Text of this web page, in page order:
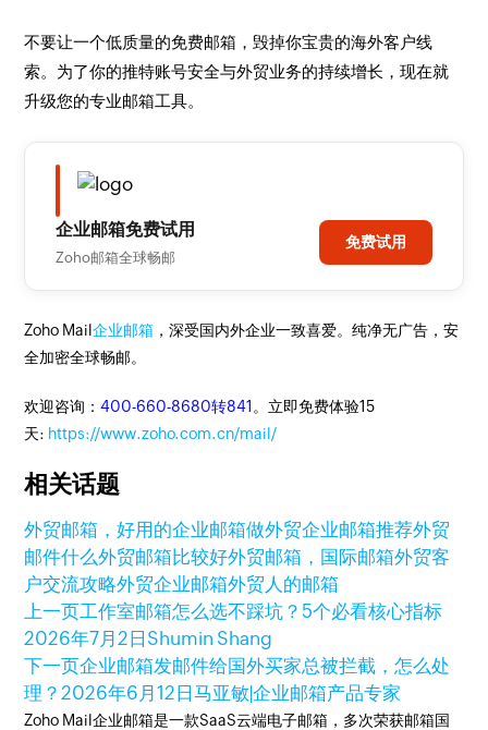
不要让一个低质量的免费邮箱，毁掉你宝贵的海外客户线
索。为了你的推特账号安全与外贸业务的持续增长，现在就
升级您的专业邮箱工具。
企业邮箱免费试用
Zoho邮箱全球畅邮
免费试用
Zoho Mail企业邮箱 ，深受国内外企业一致喜爱。纯净无广告，安
全加密全球畅邮。
欢迎咨询：400-660-8680转841 。立即免费体验15
天: https://www.zoho.com.cn/mail/
相关话题
外贸邮箱，好用的企业邮箱做外贸企业邮箱推荐外贸
邮件什么外贸邮箱比较好外贸邮箱，国际邮箱外贸客
户交流攻略外贸企业邮箱外贸人的邮箱
上一页工作室邮箱怎么选不踩坑？5个必看核心指标
2026年7月2日 Shumin Shang
下一页企业邮箱发邮件给国外买家总被拦截，怎么处
理？2026年6月12日马亚敏|企业邮箱产品专家
Zoho Mail企业邮箱是一款SaaS云端电子邮箱，多次荣获邮箱国